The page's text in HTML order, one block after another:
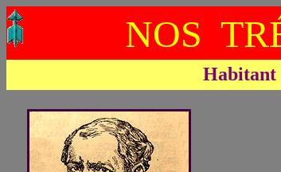
NOS
Habitant